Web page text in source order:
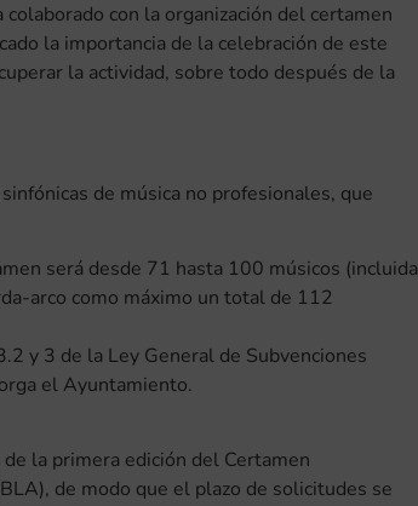
colaborado con la organización del certamen
la importancia de la celebración de este
la actividad, sobre todo después de la
de música no profesionales, que
será desde 71 hasta 100 músicos (incluida
arco como máximo un total de 112
y 3 de la Ley General de Subvenciones
el Ayuntamiento.
la primera edición del Certamen
de modo que el plazo de solicitudes se